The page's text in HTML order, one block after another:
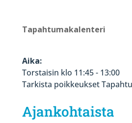
Tapahtumakalenteri
Aika:
Torstaisin klo 11:45 - 13:00
Tarkista poikkeukset
Ajankohtaista